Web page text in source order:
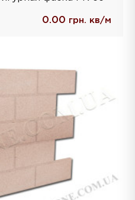
0.00 грн. кв/м